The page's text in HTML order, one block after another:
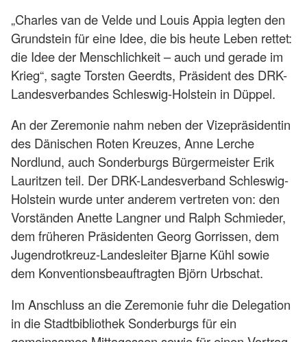
„Charles van de Velde und Louis Appia legten den
Grundstein für eine Idee, die bis heute Leben rettet:
die Idee der Menschlichkeit – auch und gerade im
Krieg“, sagte Torsten Geerdts, Präsident des DRK-
Landesverbandes Schleswig-Holstein in Düppel.
An der Zeremonie nahm neben der Vizepräsidentin
des Dänischen Roten Kreuzes, Anne Lerche
Nordlund, auch Sonderburgs Bürgermeister Erik
Lauritzen teil. Der DRK-Landesverband Schleswig-
Holstein wurde unter anderem vertreten von: den
Vorständen Anette Langner und Ralph Schmieder,
dem früheren Präsidenten Georg Gorrissen, dem
Jugendrotkreuz-Landesleiter Bjarne Kühl sowie
dem Konventionsbeauftragten Björn Urbschat.
Im Anschluss an die Zeremonie fuhr die Delegation
in die Stadtbibliothek Sonderburgs für ein